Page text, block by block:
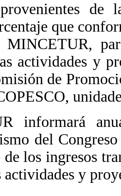
de
que
MINCETUR,
actividades y
de
informará
del
los ingresos
actividades y